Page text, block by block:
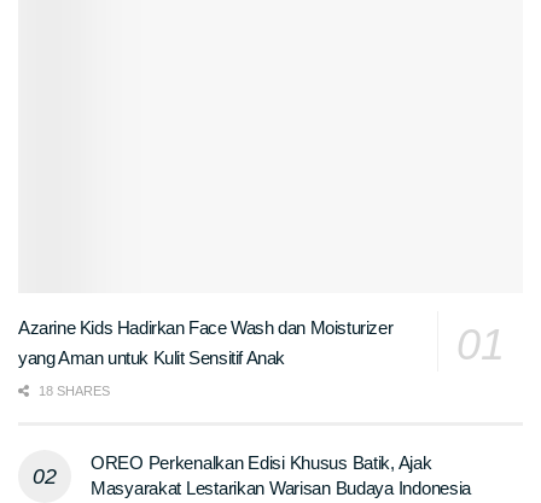
Azarine Kids Hadirkan Face Wash dan Moisturizer
yang Aman untuk Kulit Sensitif Anak
18 SHARES
OREO Perkenalkan Edisi Khusus Batik, Ajak
Masyarakat Lestarikan Warisan Budaya Indonesia